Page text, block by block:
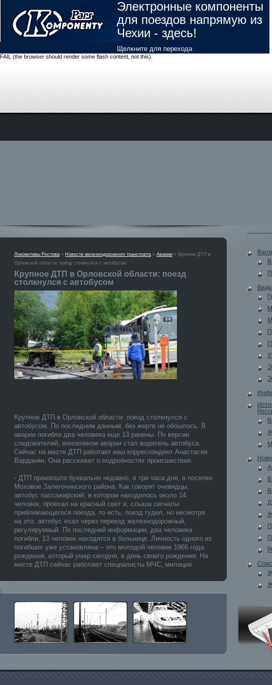
Электронные компоненты
для поездов напрямую из
Чехии - здесь!
Щелкните для перехода
FAIL (the browser should render some flash content, not this).
Локомотивы Ростова » Новости железнодорожного транспорта » Аварии » Крупное ДТП в
Орловской области: поезд столкнулся с автобусом
Крупное ДТП в Орловской области: поезд
столкнулся с автобусом
Крупное ДТП в Орловской области: поезд столкнулся с
автобусом. По последним данным, без жертв не обошлось. В
аварии погибли два человека еще 13 ранены. По версии
следователей, виновником аварии стал водитель автобуса.
Сейчас на месте ДТП работает наш корреспондент Анастасия
Варданян. Она расскажет о подробностях происшествия.
- ДТП произошло буквально недавно, в три часа дня, в поселке
Моховое Залегочинского района. Как говорят очевидцы,
автобус пассажирский, в котором находилось около 14
человек, проехал на красный свет и, слыша сигналы
приближающегося поезда, то есть, поезд гудел, но несмотря
на это, автобус ехал через переезд железнодорожный,
регулируемый. По последней информации, два человека
погибли, 13 человек находятся в больнице. Личность одного из
погибших уже установлена – это молодой человек 1966 года
рождения, который умер сегодня, в день своего рождения. На
месте ДТП сейчас работают специалисты МЧС, милиция.